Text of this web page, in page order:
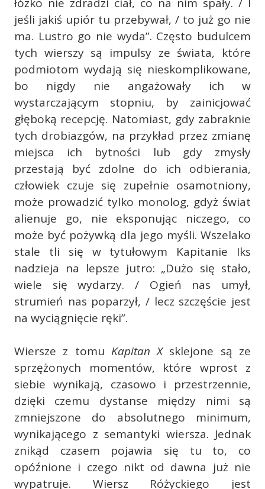
jeśli jakiś upiór tu przebywał, / to już go nie
ma. Lustro go nie wyda”. Często budulcem
tych wierszy są impulsy ze świata, które
podmiotom wydają się nieskomplikowane,
bo nigdy nie angażowały ich w
wystarczającym stopniu, by zainicjować
głęboką recepcję. Natomiast, gdy zabraknie
tych drobiazgów, na przykład przez zmianę
miejsca ich bytności lub gdy zmysły
przestają być zdolne do ich odbierania,
człowiek czuje się zupełnie osamotniony,
może prowadzić tylko monolog, gdyż świat
alienuje go, nie eksponując niczego, co
może być pożywką dla jego myśli. Wszelako
stale tli się w tytułowym Kapitanie Iks
nadzieja na lepsze jutro: „Dużo się stało,
wiele się wydarzy. / Ogień nas umył,
strumień nas poparzył, / lecz szczęście jest
na wyciągnięcie ręki”.
Wiersze z tomu Kapitan X sklejone są ze
sprzężonych momentów, które wprost z
siebie wynikają, czasowo i przestrzennie,
dzięki czemu dystanse między nimi są
zmniejszone do absolutnego minimum,
wynikającego z semantyki wiersza. Jednak
znikąd czasem pojawia się tu to, co
opóźnione i czego nikt od dawna już nie
wypatruje. Wiersz Różyckiego jest